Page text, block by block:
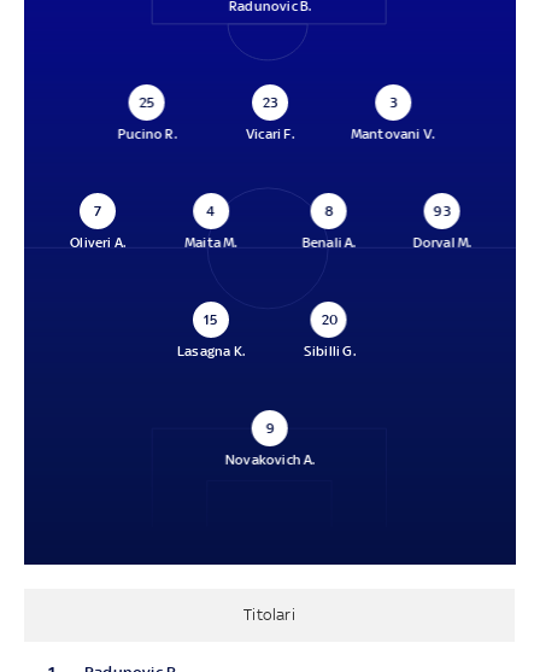
Radunovic B.
25
Pucino R.
23
Vicari F.
3
Mantovani V.
7
Oliveri A.
4
Maita M.
8
Benali A.
93
Dorval M.
20
Sibilli G.
15
Lasagna K.
9
Novakovich A.
Titolari